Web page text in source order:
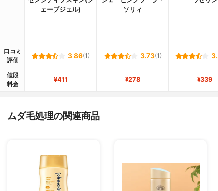
ェーブジェル)
ソリィ
口コミ
評価
3.86(1) 3.73(1)
値段
料金
¥411 ¥278 ¥339
ムダ毛処理の関連商品